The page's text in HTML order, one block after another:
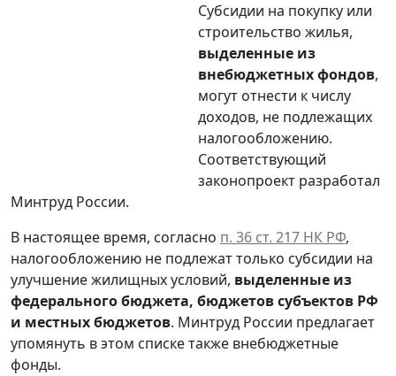
Субсидии на покупку или
строительство жилья,
выделенные из
внебюджетных фондов,
могут отнести к числу
доходов, не подлежащих
налогообложению.
Соответствующий
законопроект разработал
Минтруд России.
В настоящее время, согласно п. 36 ст. 217 НК РФ,
налогообложению не подлежат только субсидии на
улучшение жилищных условий, выделенные из
федерального бюджета, бюджетов субъектов РФ
и местных бюджетов. Минтруд России предлагает
упомянуть в этом списке также внебюджетные
фонды.